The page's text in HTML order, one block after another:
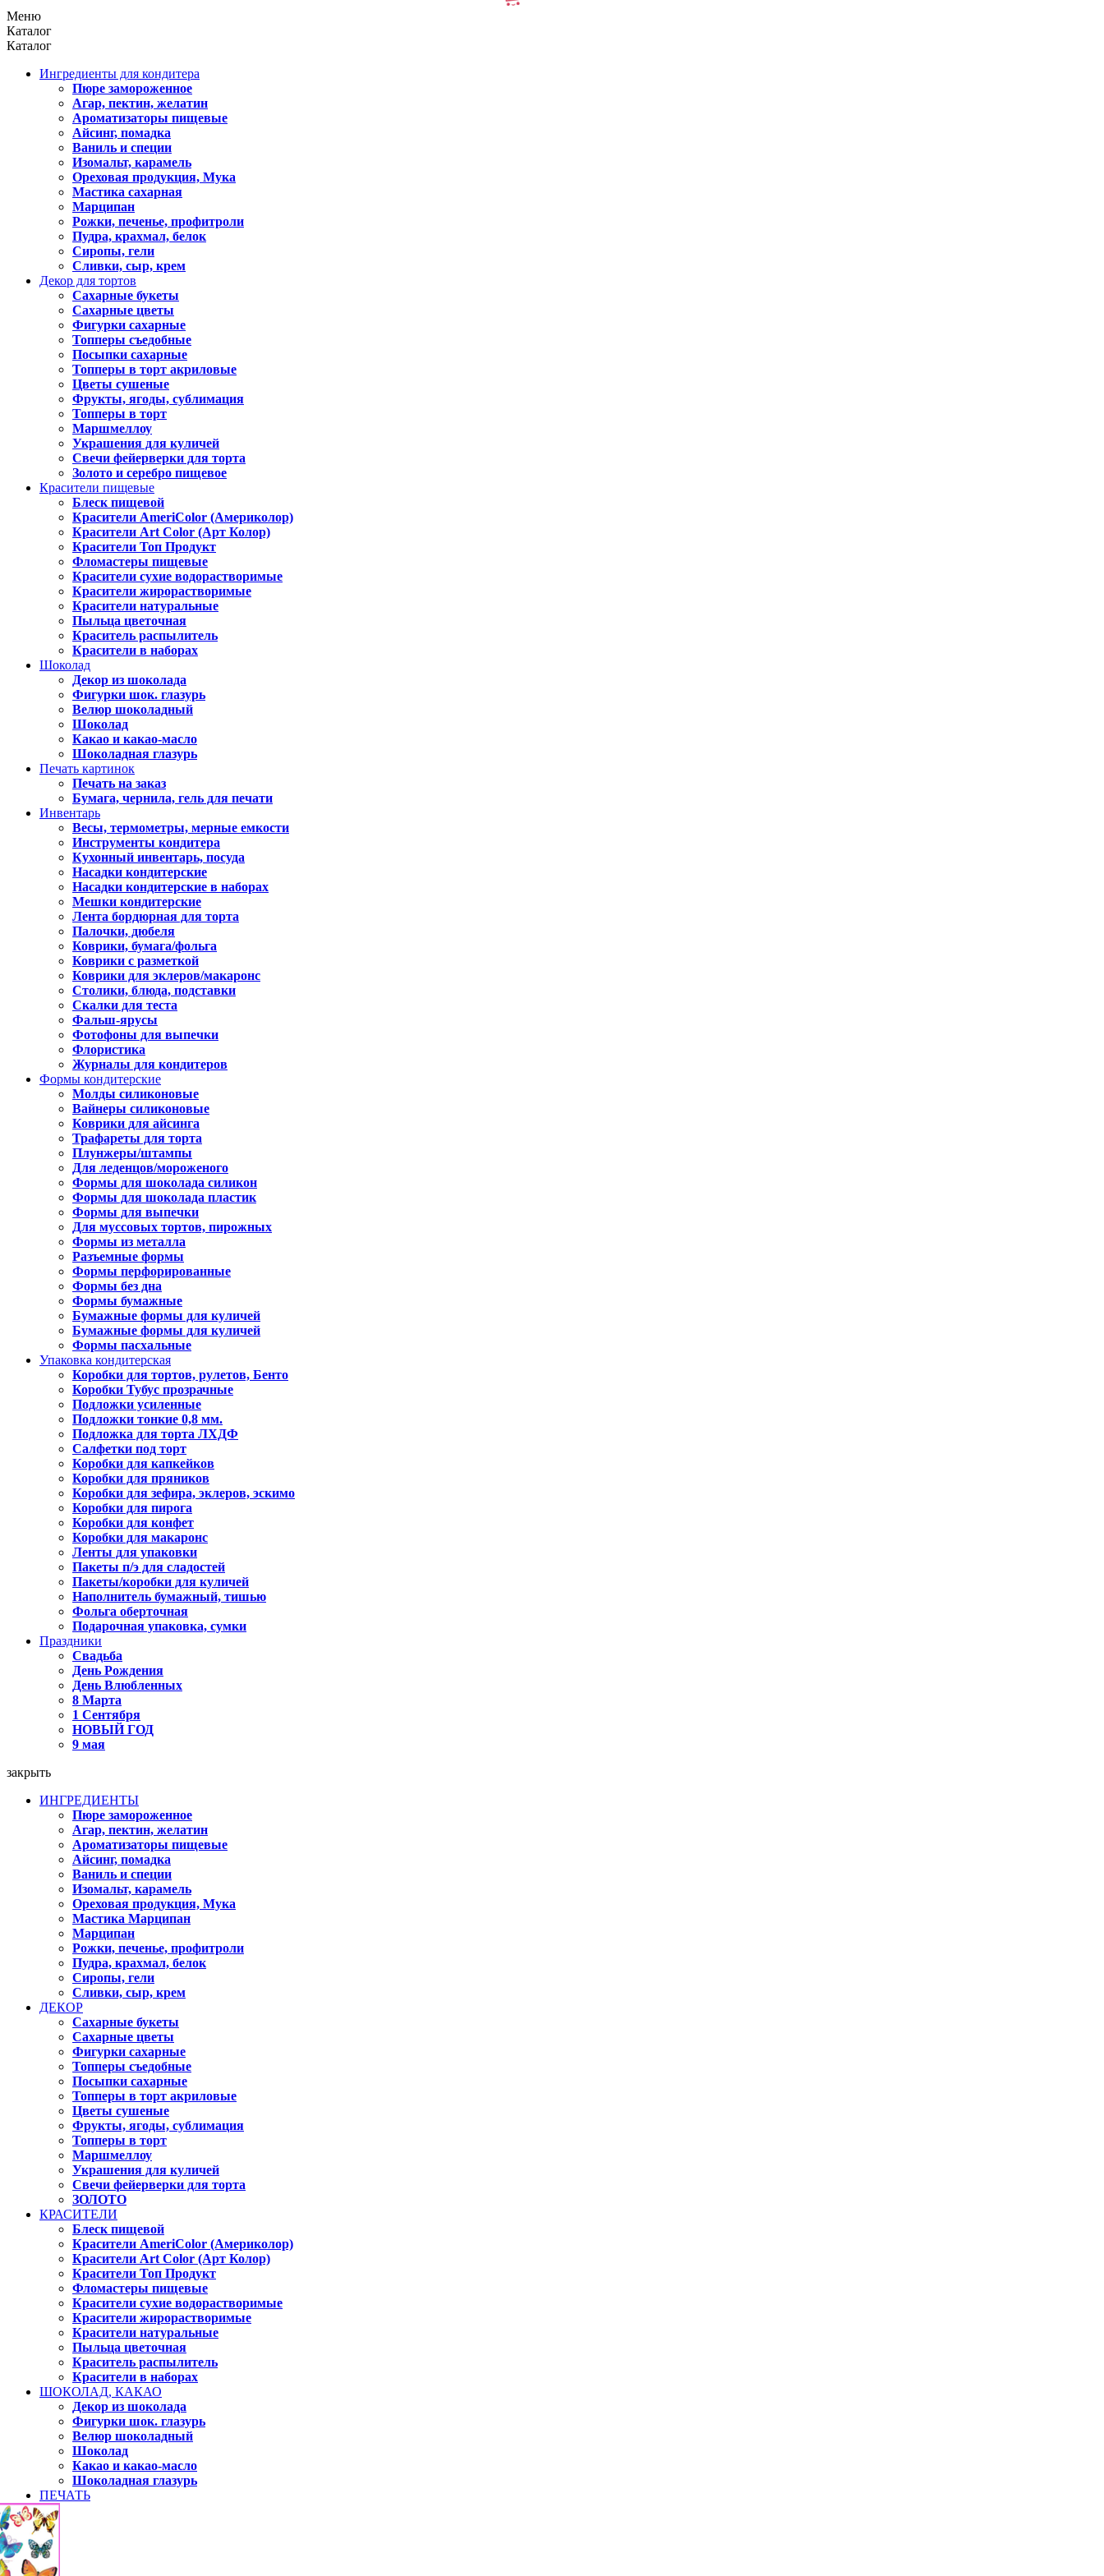
Меню
Каталог
Каталог
Ингредиенты для кондитера
Пюре замороженное
Агар, пектин, желатин
Ароматизаторы пищевые
Айсинг, помадка
Ваниль и специи
Изомальт, карамель
Ореховая продукция, Мука
Мастика сахарная
Марципан
Рожки, печенье, профитроли
Пудра, крахмал, белок
Сиропы, гели
Сливки, сыр, крем
Декор для тортов
Сахарные букеты
Сахарные цветы
Фигурки сахарные
Топперы съедобные
Посыпки сахарные
Топперы в торт акриловые
Цветы сушеные
Фрукты, ягоды, сублимация
Топперы в торт
Маршмеллоу
Украшения для куличей
Свечи фейерверки для торта
Золото и серебро пищевое
Красители пищевые
Блеск пищевой
Красители AmeriColor (Америколор)
Красители Art Color (Арт Колор)
Красители Топ Продукт
Фломастеры пищевые
Красители сухие водорастворимые
Красители жирорастворимые
Красители натуральные
Пыльца цветочная
Краситель распылитель
Красители в наборах
Шоколад
Декор из шоколада
Фигурки шок. глазурь
Велюр шоколадный
Шоколад
Какао и какао-масло
Шоколадная глазурь
Печать картинок
Печать на заказ
Бумага, чернила, гель для печати
Инвентарь
Весы, термометры, мерные емкости
Инструменты кондитера
Кухонный инвентарь, посуда
Насадки кондитерские
Насадки кондитерские в наборах
Мешки кондитерские
Лента бордюрная для торта
Палочки, дюбеля
Коврики, бумага/фольга
Коврики с разметкой
Коврики для эклеров/макаронс
Столики, блюда, подставки
Скалки для теста
Фальш-ярусы
Фотофоны для выпечки
Флористика
Журналы для кондитеров
Формы кондитерские
Молды силиконовые
Вайнеры силиконовые
Коврики для айсинга
Трафареты для торта
Плунжеры/штампы
Для леденцов/мороженого
Формы для шоколада силикон
Формы для шоколада пластик
Формы для выпечки
Для муссовых тортов, пирожных
Формы из металла
Разъемные формы
Формы перфорированные
Формы без дна
Формы бумажные
Бумажные формы для куличей
Бумажные формы для куличей
Формы пасхальные
Упаковка кондитерская
Коробки для тортов, рулетов, Бенто
Коробки Тубус прозрачные
Подложки усиленные
Подложки тонкие 0,8 мм.
Подложка для торта ЛХДФ
Салфетки под торт
Коробки для капкейков
Коробки для пряников
Коробки для зефира, эклеров, эскимо
Коробки для пирога
Коробки для конфет
Коробки для макаронс
Ленты для упаковки
Пакеты п/э для сладостей
Пакеты/коробки для куличей
Наполнитель бумажный, тишью
Фольга оберточная
Подарочная упаковка, сумки
Праздники
Свадьба
День Рождения
День Влюбленных
8 Марта
1 Сентября
НОВЫЙ ГОД
9 мая
закрыть
ИНГРЕДИЕНТЫ
Пюре замороженное
Агар, пектин, желатин
Ароматизаторы пищевые
Айсинг, помадка
Ваниль и специи
Изомальт, карамель
Ореховая продукция, Мука
Мастика Марципан
Марципан
Рожки, печенье, профитроли
Пудра, крахмал, белок
Сиропы, гели
Сливки, сыр, крем
ДЕКОР
Сахарные букеты
Сахарные цветы
Фигурки сахарные
Топперы съедобные
Посыпки сахарные
Топперы в торт акриловые
Цветы сушеные
Фрукты, ягоды, сублимация
Топперы в торт
Маршмеллоу
Украшения для куличей
Свечи фейерверки для торта
ЗОЛОТО
КРАСИТЕЛИ
Блеск пищевой
Красители AmeriColor (Америколор)
Красители Art Color (Арт Колор)
Красители Топ Продукт
Фломастеры пищевые
Красители сухие водорастворимые
Красители жирорастворимые
Красители натуральные
Пыльца цветочная
Краситель распылитель
Красители в наборах
ШОКОЛАД, КАКАО
Декор из шоколада
Фигурки шок. глазурь
Велюр шоколадный
Шоколад
Какао и какао-масло
Шоколадная глазурь
ПЕЧАТЬ